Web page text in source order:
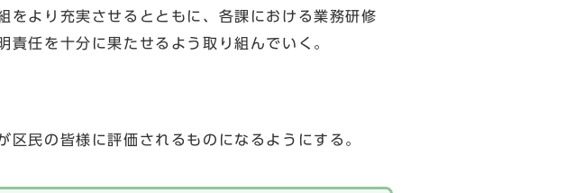
より充実させるとともに、各課における業務研修
任を十分に果たせるよう取り組んでいく。
民の皆様に評価されるものになるようにする。